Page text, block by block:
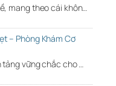
mang theo cái khôn…
– Phòng Khám Cơ
vững chắc cho …